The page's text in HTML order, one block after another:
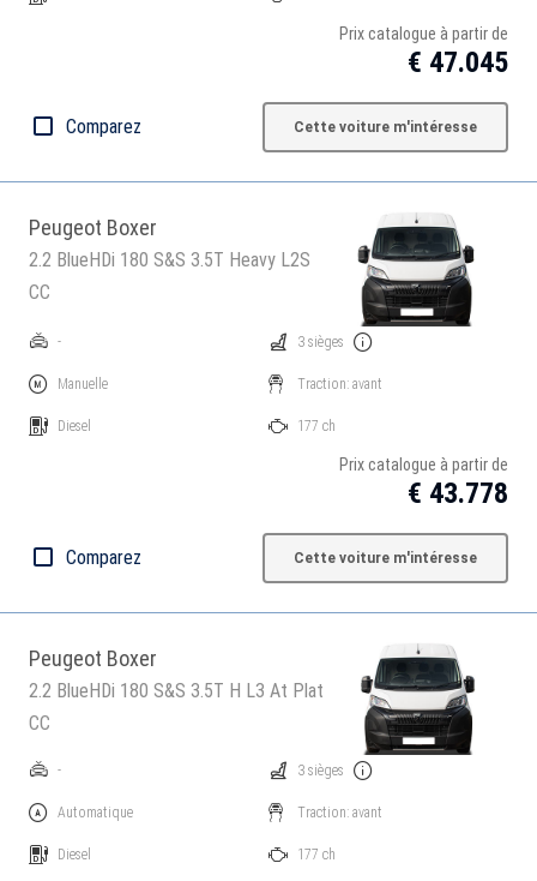
Prix catalogue à partir de
€ 47.045
Comparez Cette voiture m'intéresse
Peugeot Boxer
2.2 BlueHDi 180 S&S 3.5T Heavy L2S
CC
-
Manuelle
Diesel
3 sièges
Traction: avant
177 ch
Prix catalogue à partir de
€ 43.778
Comparez Cette voiture m'intéresse
Peugeot Boxer
2.2 BlueHDi 180 S&S 3.5T H L3 At Plat
CC
-
Automatique
Diesel
3 sièges
Traction: avant
177 ch